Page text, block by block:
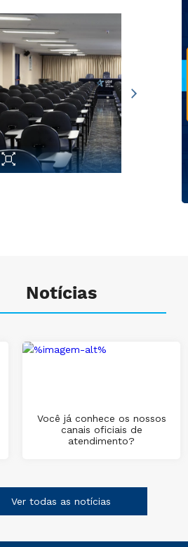
Notícias
Você já conhece os nossos
canais oficiais de
atendimento?
Ver todas as notícias